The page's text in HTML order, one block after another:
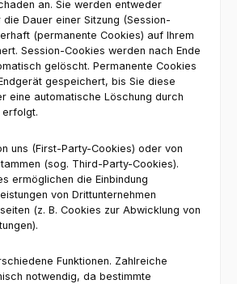
an. Sie werden entweder
Dauer einer Sitzung (Session-
(permanente Cookies) auf Ihrem
Session-Cookies werden nach Ende
gelöscht. Permanente Cookies
gespeichert, bis Sie diese
eine automatische Löschung durch
erfolgt.
uns (First-Party-Cookies) oder von
(sog. Third-Party-Cookies).
ermöglichen die Einbindung
von Drittunternehmen
(z. B. Cookies zur Abwicklung von
Funktionen. Zahlreiche
notwendig, da bestimmte